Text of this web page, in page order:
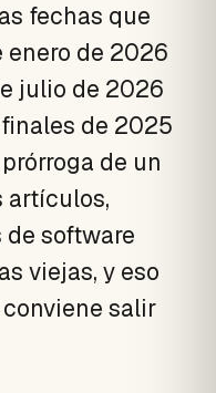
fechas que
enero de 2026
julio de 2026
de 2025
de un
artículos,
de software
viejas, y eso
salir